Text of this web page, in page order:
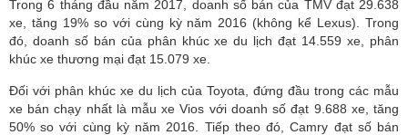
Trong 6 tháng đầu năm 2017, doanh số bán của TMV đạt 29.638
xe, tăng 19% so với cùng kỳ năm 2016 (không kể Lexus). Trong
đó, doanh số bán của phân khúc xe du lịch đạt 14.559 xe, phân
khúc xe thương mại đạt 15.079 xe.
Đối với phân khúc xe du lịch của Toyota, đứng đầu trong các mẫu
xe bán chạy nhất là mẫu xe Vios với doanh số đạt 9.688 xe, tăng
50% so với cùng kỳ năm 2016. Tiếp theo đó, Camry đạt số bán